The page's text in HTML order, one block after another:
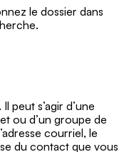
le dossier dans
peut s’agir d’une
ou d’un groupe de
courriel, le
du contact que vous